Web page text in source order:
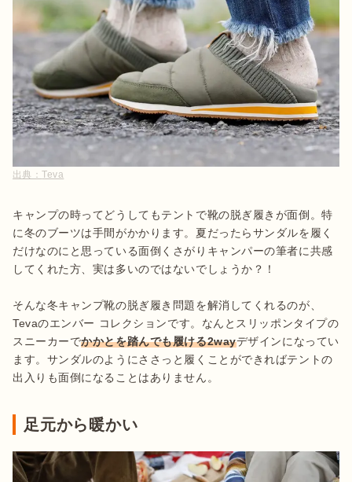
出典：Teva
キャンプの時ってどうしてもテントで靴の脱ぎ履きが面倒。特
に冬のブーツは手間がかかります。夏だったらサンダルを履く
だけなのにと思っている面倒くさがりキャンパーの筆者に共感
してくれた方、実は多いのではないでしょうか？！
そんな冬キャンプ靴の脱ぎ履き問題を解消してくれるのが、
Tevaのエンバー コレクションです。なんとスリッポンタイプの
スニーカーでかかとを踏んでも履ける2wayデザインになってい
ます。サンダルのようにささっと履くことができればテントの
足元から暖かい